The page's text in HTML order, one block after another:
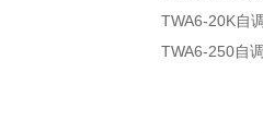
TWA6-20K自
TWA6-250自